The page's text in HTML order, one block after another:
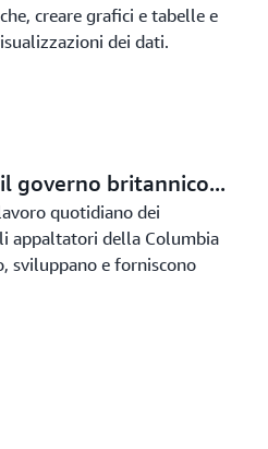
creare grafici e tabelle e
dei dati.
governo britannico...
quotidiano dei
appaltatori della Columbia
sviluppano e forniscono